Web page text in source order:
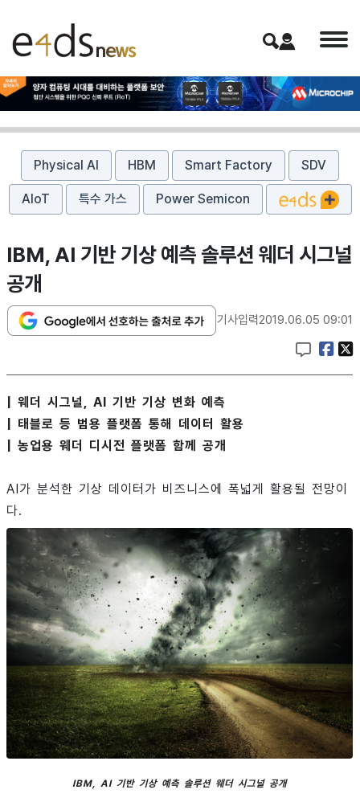
Physical AI HBM Smart Factory SDV
AIoT 특수 가스 Power Semicon
IBM, AI 기반 기상 예측 솔루션 웨더 시그널
공개
기사입력2019.06.05 09:01
| 웨더 시그널, AI 기반 기상 변화 예측
| 태블로 등 범용 플랫폼 통해 데이터 활용
| 농업용 웨더 디시전 플랫폼 함께 공개
AI가 분석한 기상 데이터가 비즈니스에 폭넓게 활용될 전망이
다.
IBM, AI 기반 기상 예측 솔루션 웨더 시그널 공개